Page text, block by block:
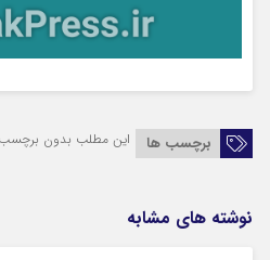
برچسب ها این مطلب بدون
نوشته های مشابه